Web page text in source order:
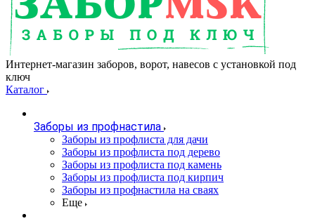
Интернет-магазин заборов, ворот, навесов с установкой под
ключ
Каталог
Заборы из профнастила
Заборы из профлиста для дачи
Заборы из профлиста под дерево
Заборы из профлиста под камень
Заборы из профлиста под кирпич
Заборы из профнастила на сваях
Еще